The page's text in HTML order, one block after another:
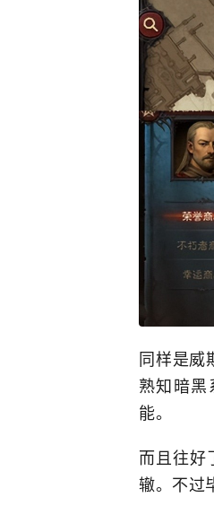
同样是威
熟知暗黑
能。
而且往好
辙。不过